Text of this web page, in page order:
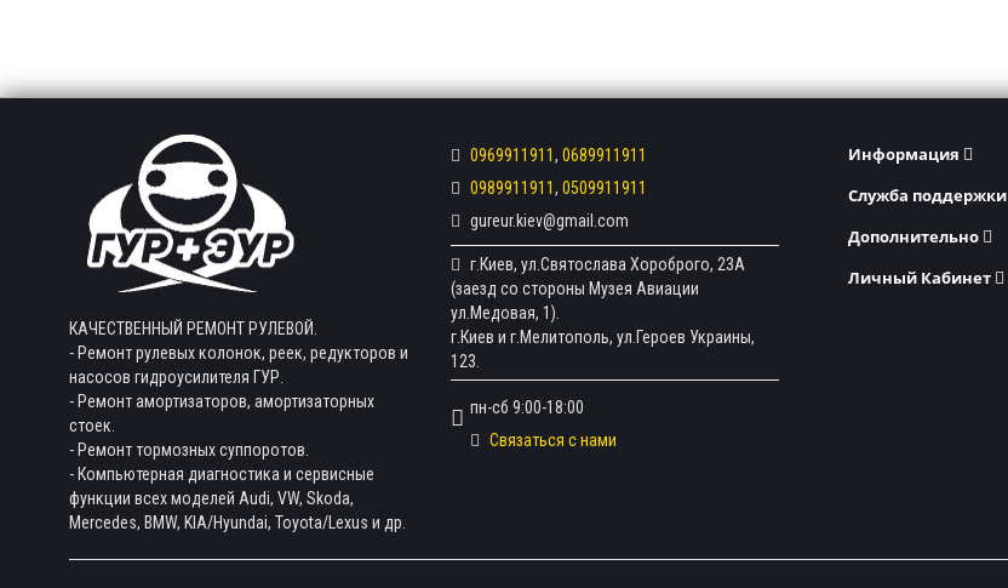
КАЧЕСТВЕННЫЙ РЕМОНТ РУЛЕВОЙ.
- Ремонт рулевых колонок, реек, редукторов и
насосов гидроусилителя ГУР.
- Ремонт амортизаторов, амортизаторных
стоек.
- Ремонт тормозных суппоротов.
- Компьютерная диагностика и сервисные
функции всех моделей Audi, VW, Skoda,
Mercedes, BMW, KIA/Hyundai, Toyota/Lexus и др.
0969911911, 0689911911
0989911911, 0509911911
gureur.kiev@gmail.com
г.Киев, ул.Святослава Хороброго, 23А
(заезд со стороны Музея Авиации
ул.Медовая, 1).
г.Киев и г.Мелитополь, ул.Героев Украины,
123.
пн-сб 9:00-18:00
Связаться с нами
Информация
Служба поддержки
Дополнительно
Личный Кабинет